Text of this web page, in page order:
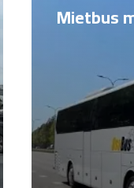
Mietbus